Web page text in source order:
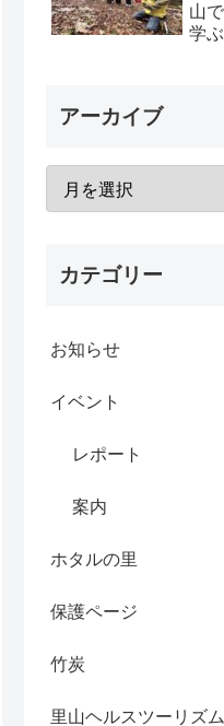
山
学ぶ
アーカイブ
カテゴリー
お知らせ
イベント
レポート
案内
ホタルの里
保護ページ
竹炭
里山ヘルスツーリズム